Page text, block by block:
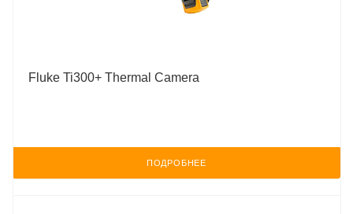
Fluke Ti300+ Thermal Camera
ПОДРОБНЕЕ